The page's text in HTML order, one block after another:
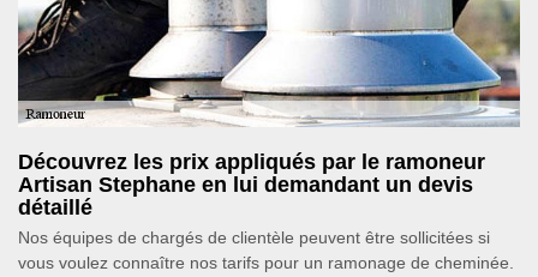
Découvrez les prix appliqués par le ramoneur
Artisan Stephane en lui demandant un devis
détaillé
Nos équipes de chargés de clientèle peuvent être sollicitées si
vous voulez connaître nos tarifs pour un ramonage de cheminée.